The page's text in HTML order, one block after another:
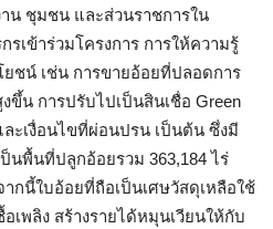
าน ชุมชน และส่วนราชการใน
เข้าร่วมโครงการ การให้ความรู้
ยชน์ เช่น การขายอ้อยที่ปลอดการ
ขึ้น การปรับไปเป็นสินเชื่อ Green
ะเงื่อนไขที่ผ่อนปรน เป็นต้น ซึ่งมี
นพื้นที่ปลูกอ้อยรวม 363,184 ไร่
กนี้ใบอ้อยที่ถือเป็นเศษวัสดุเหลือใช้
เพลิง สร้างรายได้หมุนเวียนให้กับ